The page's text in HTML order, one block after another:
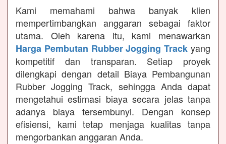
Kami memahami bahwa banyak klien
mempertimbangkan anggaran sebagai faktor
utama. Oleh karena itu, kami menawarkan
Harga Pembutan Rubber Jogging Track yang
kompetitif dan transparan. Setiap proyek
dilengkapi dengan detail Biaya Pembangunan
Rubber Jogging Track, sehingga Anda dapat
mengetahui estimasi biaya secara jelas tanpa
adanya biaya tersembunyi. Dengan konsep
efisiensi, kami tetap menjaga kualitas tanpa
mengorbankan anggaran Anda.